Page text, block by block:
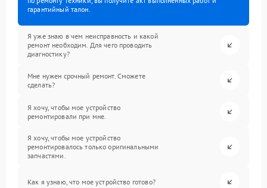
гарантийный талон.
Я уже знаю в чем неисправность и какой
ремонт необходим. Для чего проводить
диагностику?
Мне нужен срочный ремонт. Сможете
сделать?
Я хочу, чтобы мое устройство
ремонтировали при мне.
Я хочу, чтобы мое устройство
ремонтировалось только оригинальными
запчастями.
Как я узнаю, что мое устройство готово?